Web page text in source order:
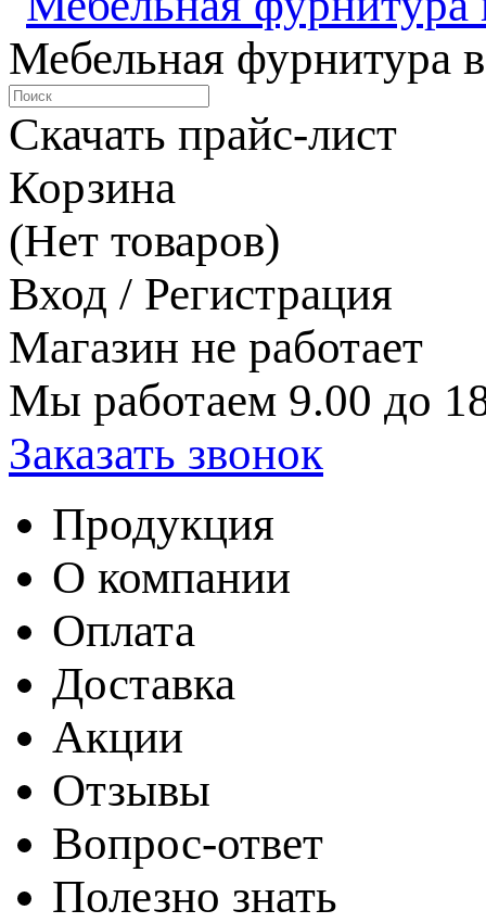
Мебельная фурнитура
Скачать прайс-лист
Корзина
(Нет товаров)
Вход / Регистрация
Магазин не работает
Мы работаем 9.00 до
Заказать звонок
Продукция
О компании
Оплата
Доставка
Акции
Отзывы
Вопрос-ответ
Полезно знать